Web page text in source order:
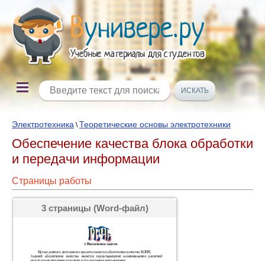
Электротехника \Теоретические основы электротехники
Обеспечение качества блока обработки
и передачи информации
Страницы работы
3 страницы (Word-файл)